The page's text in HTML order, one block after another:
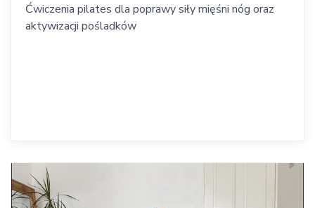
Ćwiczenia pilates dla poprawy siły mięśni nóg oraz
aktywizacji pośladków